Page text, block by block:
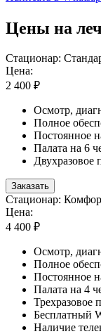
Цены на
Стационар:
Цена:
2 400 ₽
Осмотр,
Полное
Постоянное
Палата на 6
Двухразовое
Заказать
Стационар:
Цена:
4 400 ₽
Осмотр,
Полное
Постоянное
Палата на 4
Трехразовое
Бесплатный
Наличие